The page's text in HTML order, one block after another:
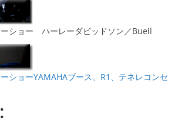
ショー ハーレーダビッドソン／Buell
ショーYAMAHAブース、R1、テネレコンセ
: